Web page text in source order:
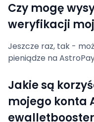
Czy mogę
weryfikacji
Jeszcze raz, tak -
pieniądze na
Jakie są
mojego konta